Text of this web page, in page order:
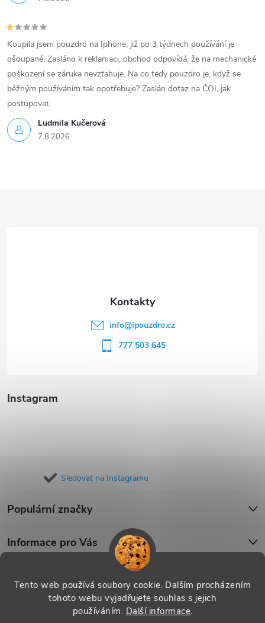
Tento web používá soubory cookie. Dalším procházením
tohoto webu vyjadřujete souhlas s jejich
používáním. Další informace.
Ludmila Kučerová
7.8.2026
Koupila jsem pouzdro na Iphone, již po 3 týdnech používání je
ošoupané. Zasláno k reklamaci, obchod odpovídá, že na mechanické
poškození se záruka nevztahuje. Na co tedy pouzdro je, když se
běžným používáním tak opotřebuje? Zaslán dotaz na ČOI, jak
postupovat.
Instagram
Sledovat na Instagramu
Populární značky
Informace pro Vás
info@ipouzdro.cz
777 503 645
Copyright 2026 . Všechna práva vyhrazena.